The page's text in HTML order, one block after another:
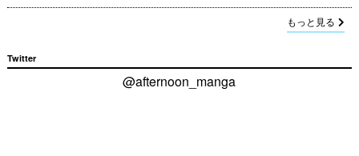
もっと見る
Twitter
@afternoon_manga